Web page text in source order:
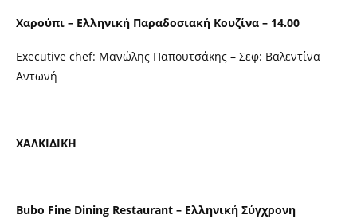
Χαρούπι – Ελληνική Παραδοσιακή Κουζίνα – 14.00
Executive chef: Μανώλης Παπουτσάκης – Σεφ: Βαλεντίνα
Αντωνή
ΧΑΛΚΙΔΙΚΗ
Bubo Fine Dining Restaurant – Ελληνική Σύγχρονη